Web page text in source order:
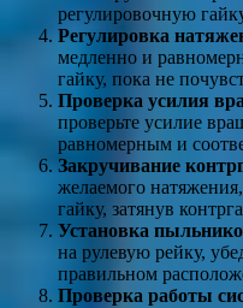
регулировочную
Регулировка
медленно и
гайку, пока не
Проверка усилия
проверьте усилие
равномерным и
Закручивание
желаемого
гайку, затянув
Установка
на рулевую рейку,
правильном
Проверка работы